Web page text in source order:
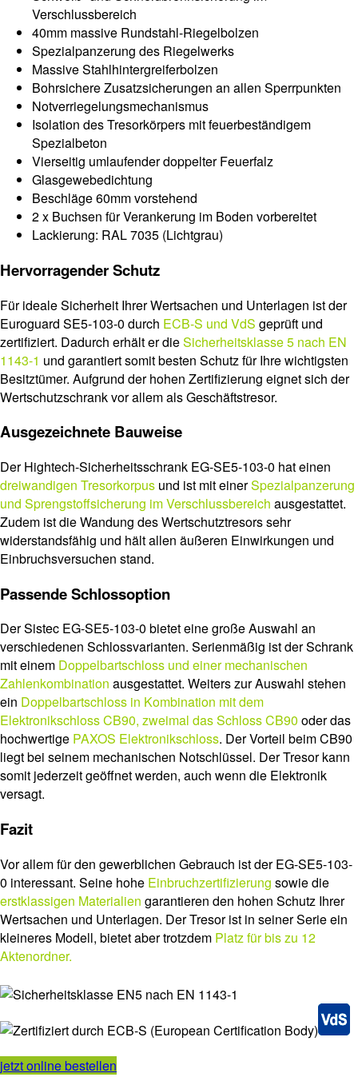
Verschlussbereich
40mm massive Rundstahl-Riegelbolzen
Spezialpanzerung des Riegelwerks
Massive Stahlhintergreiferbolzen
Bohrsichere Zusatzsicherungen an allen Sperrpunkten
Notverriegelungsmechanismus
Isolation des Tresorkörpers mit feuerbeständigem
Spezialbeton
Vierseitig umlaufender doppelter Feuerfalz
Glasgewebedichtung
Beschläge 60mm vorstehend
2 x Buchsen für Verankerung im Boden vorbereitet
Lackierung: RAL 7035 (Lichtgrau)
Hervorragender Schutz
Für ideale Sicherheit Ihrer Wertsachen und Unterlagen ist der
Euroguard SE5-103-0 durch ECB-S und VdS geprüft und
zertifiziert. Dadurch erhält er dieSicherheitsklasse 5 nach EN
1143-1 und garantiert somit besten Schutz für Ihre wichtigsten
Besitztümer. Aufgrund der hohen Zertifizierung eignet sich der
Wertschutzschrank vor allem als Geschäftstresor.
Ausgezeichnete Bauweise
Der Hightech-Sicherheitsschrank EG-SE5-103-0 hat einen
dreiwandigen Tresorkorpus und ist mit einerSpezialpanzerung
und Sprengstoffsicherung im Verschlussbereich ausgestattet.
Zudem ist die Wandung des Wertschutztresors sehr
widerstandsfähig und hält allen äußeren Einwirkungen und
Einbruchsversuchen stand.
Passende Schlossoption
Der Sistec EG-SE5-103-0 bietet eine große Auswahl an
verschiedenen Schlossvarianten. Serienmäßig ist der Schrank
mit einem Doppelbartschloss und einer mechanischen
Zahlenkombination ausgestattet. Weiters zur Auswahl stehen
ein Doppelbartschloss in Kombination mit dem
Elektronikschloss CB90, zweimal das Schloss CB90 oder das
hochwertige PAXOS Elektronikschloss. Der Vorteil beim CB90
liegt bei seinem mechanischen Notschlüssel. Der Tresor kann
somit jederzeit geöffnet werden, auch wenn die Elektronik
versagt.
Fazit
Vor allem für den gewerblichen Gebrauch ist der EG-SE5-103-
0 interessant. Seine hohe Einbruchzertifizierung sowie die
erstklassigen Materialien garantieren den hohen Schutz Ihrer
Wertsachen und Unterlagen. Der Tresor ist in seiner Serie ein
kleineres Modell, bietet aber trotzdem Platz für bis zu 12
Aktenordner.
jetzt online bestellen